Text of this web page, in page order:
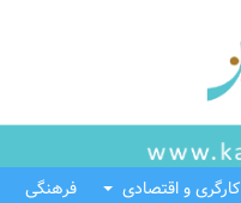
کارگری و اقتصادی فرهنگی